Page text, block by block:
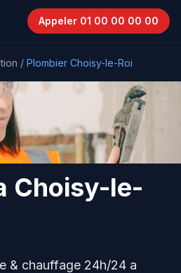
Appeler 01 00 00 00 00
/ Plombier Choisy-le-Roi
Choisy-le-
& chauffage 24h/24 a